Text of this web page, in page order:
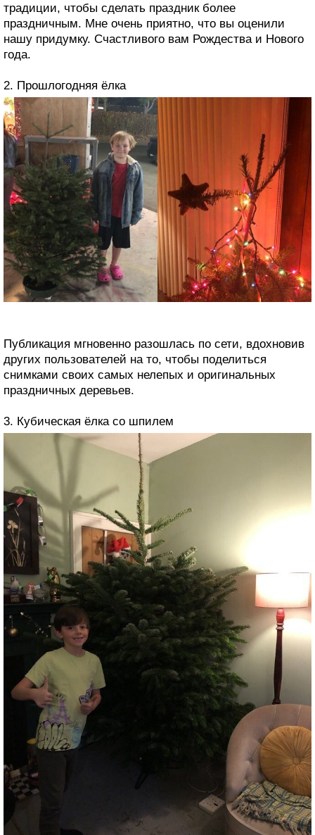
традиции, чтобы сделать праздник более
праздничным. Мне очень приятно, что вы оценили
нашу придумку. Счастливого вам Рождества и Нового
года.
2. Прошлогодняя ёлка
Публикация мгновенно разошлась по сети, вдохновив
других пользователей на то, чтобы поделиться
снимками своих самых нелепых и оригинальных
праздничных деревьев.
3. Кубическая ёлка со шпилем